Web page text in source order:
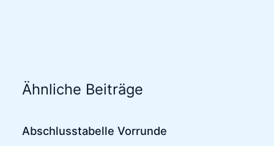
Ähnliche Beiträge
Abschlusstabelle Vorrunde